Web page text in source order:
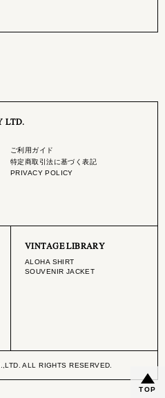
TOP
LTD.
ご利用ガイド
特定商取引法に基づく表記
PRIVACY POLICY
VINTAGE LIBRARY
ALOHA SHIRT
SOUVENIR JACKET
ALL RIGHTS RESERVED.